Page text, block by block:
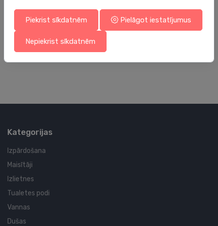
Knauf FPG Graphit 310 ml
8.98 €
Kategorijas
Izpārdošana
Maisītāji
Izlietnes
Tualetes podi
Vannas
Dušas
Piekrist sīkdatnēm Pielāgot iestatījumus
Nepiekrist sīkdatnēm